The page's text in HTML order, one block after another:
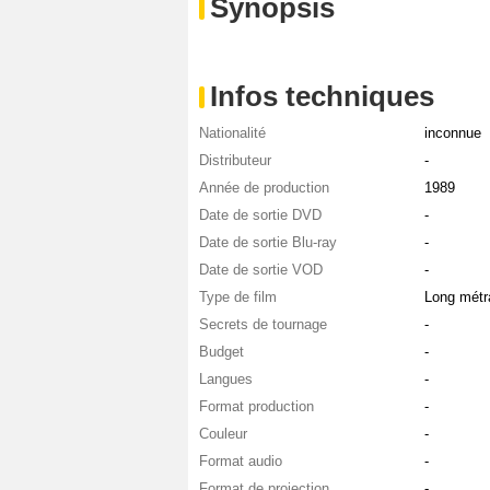
Synopsis
Infos techniques
Nationalité
inconnue
Distributeur
-
Année de production
1989
Date de sortie DVD
-
Date de sortie Blu-ray
-
Date de sortie VOD
-
Type de film
Long
Secrets de tournage
-
Budget
-
Langues
-
Format production
-
Couleur
-
Format audio
-